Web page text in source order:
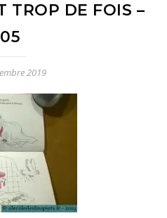
TROP DE FOIS –
05
2019